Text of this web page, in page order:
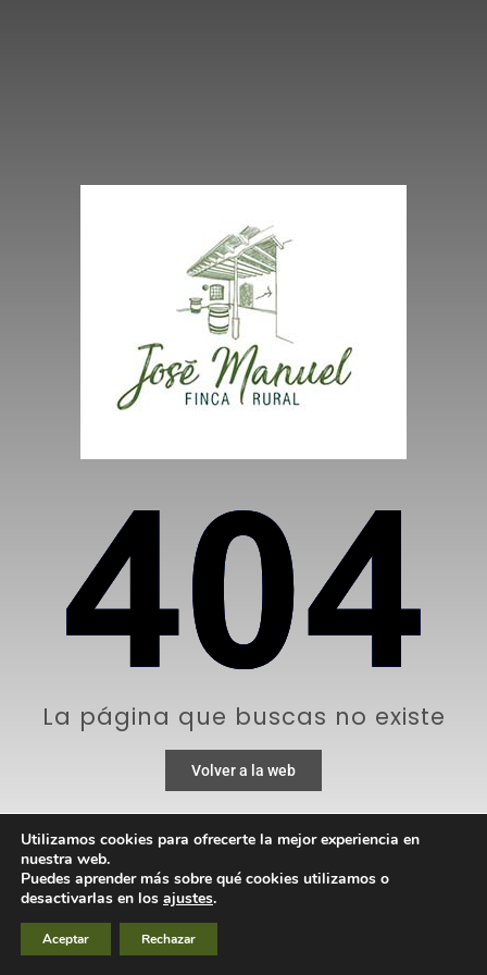
La página que buscas no existe
Volver a la web
Utilizamos cookies para ofrecerte la mejor experiencia en
nuestra web.
Puedes aprender más sobre qué cookies utilizamos o
desactivarlas en los ajustes.
Aceptar Rechazar